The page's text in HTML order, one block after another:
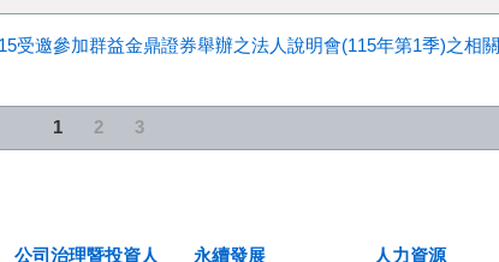
受邀參加群益金鼎證券舉辦之法人說明會(115年第1季)之相關
1 2 3